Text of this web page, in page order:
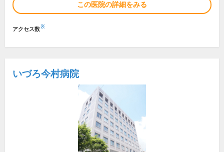
この医院の詳細をみる
アクセス数※
いづろ今村病院